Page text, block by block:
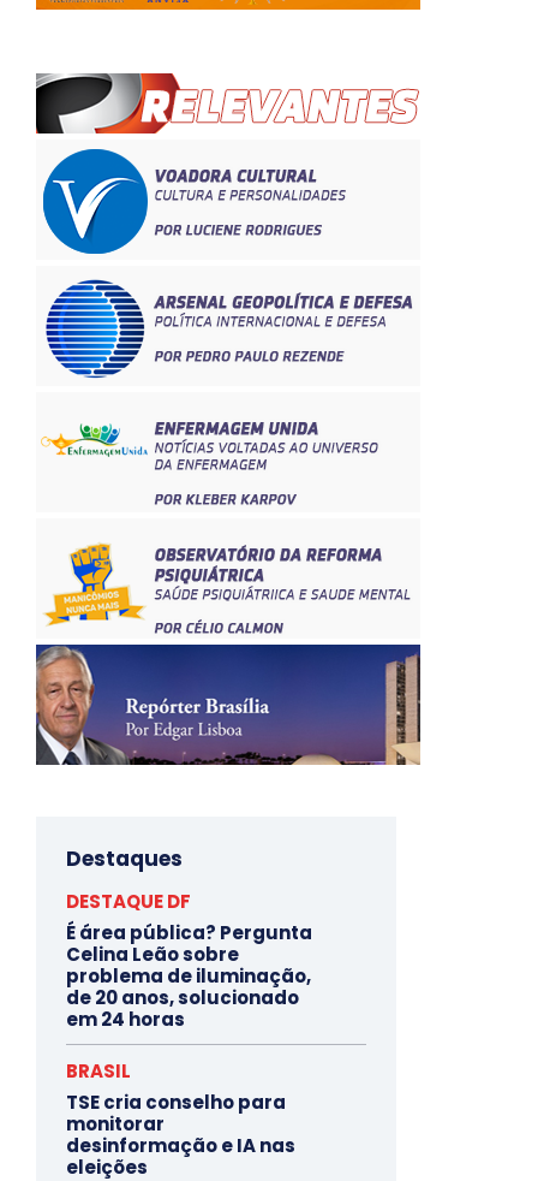
Destaques
DESTAQUE DF
É área pública? Pergunta
Celina Leão sobre
problema de iluminação,
de 20 anos, solucionado
em 24 horas
BRASIL
TSE cria conselho para
monitorar
desinformação e IA nas
eleições